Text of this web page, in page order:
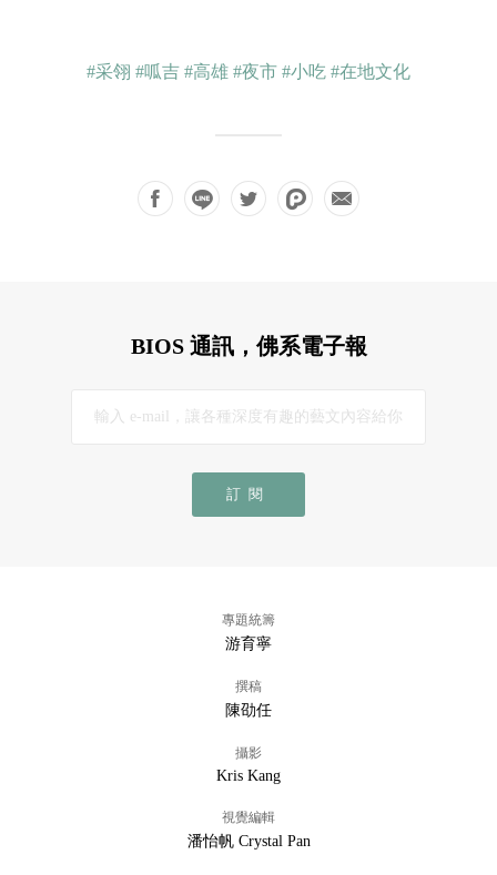
#采翎 #呱吉 #高雄 #夜市 #小吃 #在地文化
BIOS 通訊，佛系電子報
訂閱
專題統籌
游育寧
撰稿
陳劭任
攝影
Kris Kang
視覺編輯
潘怡帆 Crystal Pan